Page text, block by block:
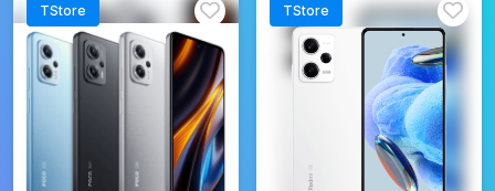
TStore TStore